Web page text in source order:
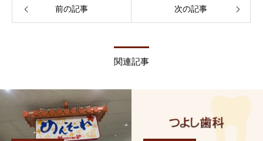
前の記事 次の記事
関連記事